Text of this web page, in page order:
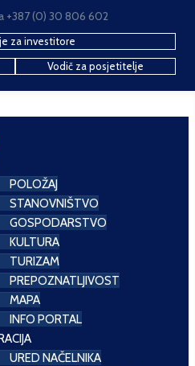
+387 (0) 30 806 602
za investitore
Vodič za posjetitelje
POLOŽAJ
STANOVNIŠTVO
GOSPODARSTVO
KULTURA
TURIZAM
PREPOZNATLJIVOST
MAPA
INFO PORTAL
URED NAČELNIKA